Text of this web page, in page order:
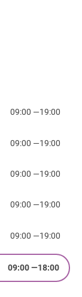
09:00 —19:00
09:00 —19:00
09:00 —19:00
09:00 —19:00
09:00 —19:00
09:00—18:00